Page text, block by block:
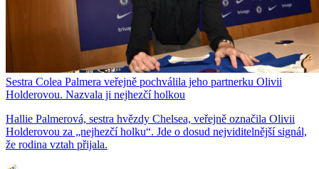
Sestra Colea Palmera veřejně pochválila jeho partnerku Olivii
Holderovou. Nazvala ji nejhezčí holkou
Hallie Palmerová, sestra hvězdy Chelsea, veřejně označila Olivii
Holderovou za „nejhezčí holku“. Jde o dosud nejviditelnější signál,
že rodina vztah přijala.